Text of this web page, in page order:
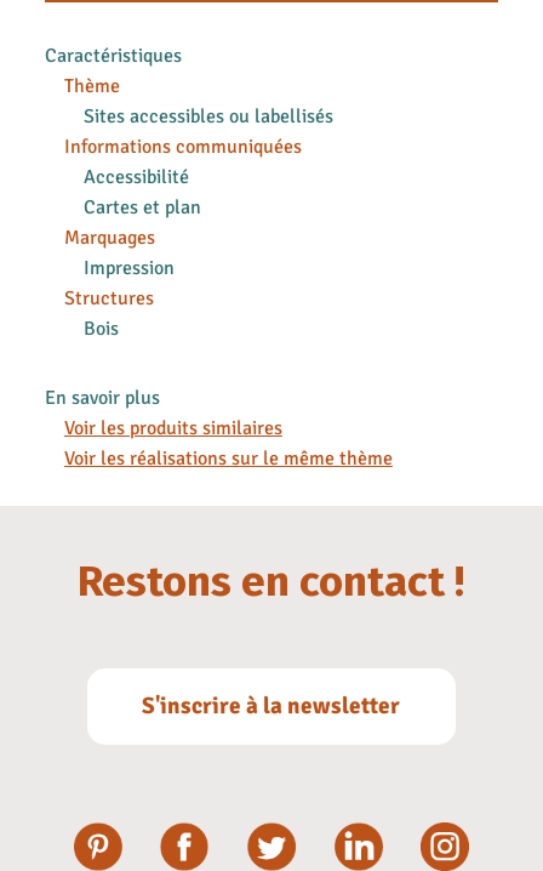
Caractéristiques
Thème
Sites accessibles ou labellisés
Informations communiquées
Accessibilité
Cartes et plan
Marquages
Impression
Structures
Bois
En savoir plus
Voir les produits similaires
Voir les réalisations sur le même thème
Restons en contact !
S'inscrire à la newsletter